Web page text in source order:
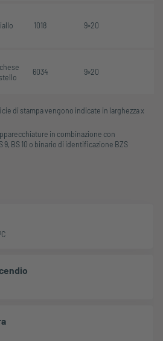
1018 9×20
6034 9×20
di stampa vengono indicate in larghezza x
in combinazione con
BS 10 o binario di identificazione BZS